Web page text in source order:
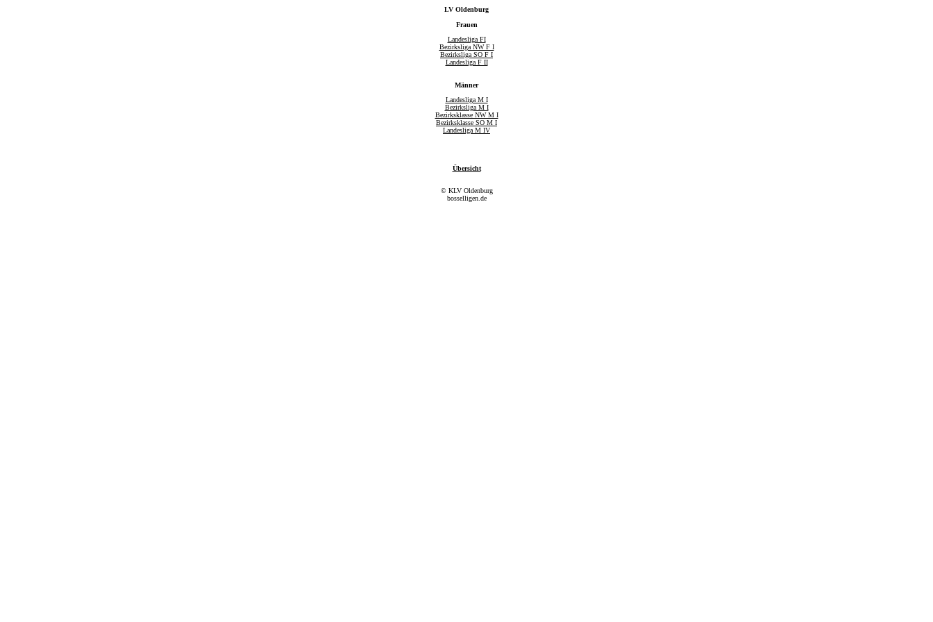
LV Oldenburg
Frauen
Landesliga FI
Bezirksliga NW F I
Bezirksliga SO F I
Landesliga F II
Männer
Landesliga M I
Bezirksliga M I
Bezirksklasse NW M I
Bezirksklasse SO M I
Landesliga M IV
Übersicht
© KLV Oldenburg
bosselligen.de